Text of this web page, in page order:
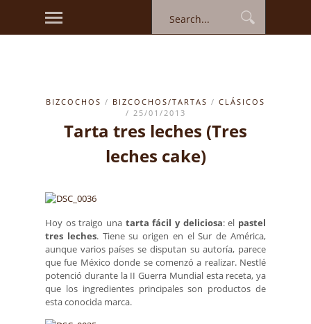
BIZCOCHOS / BIZCOCHOS/TARTAS / CLÁSICOS
/ 25/01/2013
Tarta tres leches (Tres
leches cake)
Hoy os traigo una tarta fácil y deliciosa: el pastel
tres leches. Tiene su origen en el Sur de América,
aunque varios países se disputan su autoría, parece
que fue México donde se comenzó a realizar. Nestlé
potenció durante la II Guerra Mundial esta receta, ya
que los ingredientes principales son productos de
esta conocida marca.